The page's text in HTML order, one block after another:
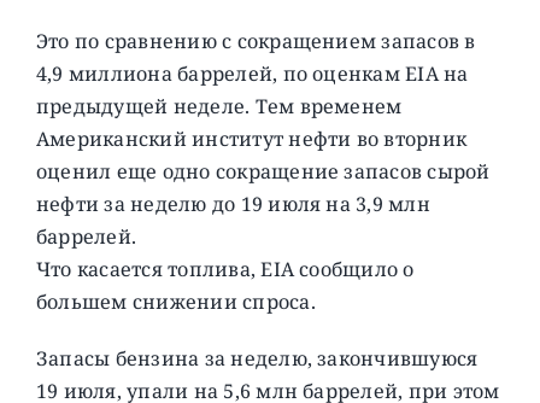
Это по сравнению с сокращением запасов в
4,9 миллиона баррелей, по оценкам EIA на
предыдущей неделе. Тем временем
Американский институт нефти во вторник
оценил еще одно сокращение запасов сырой
нефти за неделю до 19 июля на 3,9 млн
баррелей.
Что касается топлива, EIA сообщило о
большем снижении спроса.
Запасы бензина за неделю, закончившуюся
19 июля, упали на 5,6 млн баррелей, при этом